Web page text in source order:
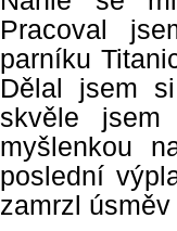
Pracoval
parníku
Dělal jsem
skvěle
myšlenkou
poslední
zamrzl